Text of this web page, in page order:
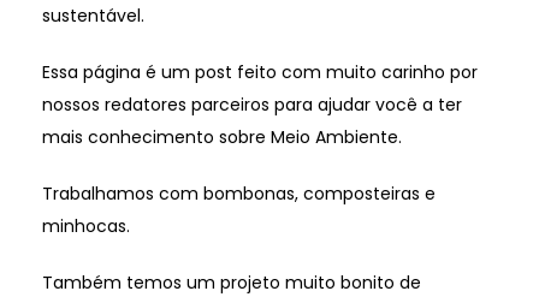
sustentável.
Essa página é um post feito com muito carinho por
nossos redatores parceiros para ajudar você a ter
mais conhecimento sobre Meio Ambiente.
Trabalhamos com bombonas, composteiras e
minhocas.
Também temos um projeto muito bonito de